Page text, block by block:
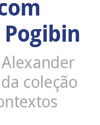
coleção